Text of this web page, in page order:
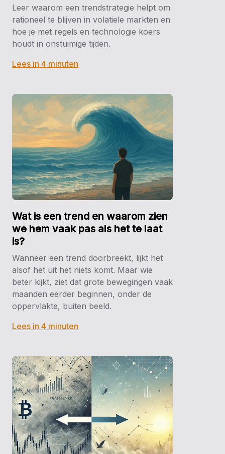
Leer waarom een trendstrategie helpt om
rationeel te blijven in volatiele markten en
hoe je met regels en technologie koers
houdt in onstuimige tijden.
Lees in 4 minuten
Wat is een trend en waarom zien
we hem vaak pas als het te laat
is?
Wanneer een trend doorbreekt, lijkt het
alsof het uit het niets komt. Maar wie
beter kijkt, ziet dat grote bewegingen vaak
maanden eerder beginnen, onder de
oppervlakte, buiten beeld.
Lees in 4 minuten